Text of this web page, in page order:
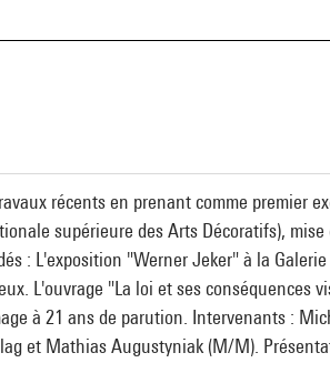
récents en prenant comme premier
supérieure des Arts Décoratifs), mise
: L'exposition "Werner Jeker" à la
L'ouvrage "La loi et ses conséquences
à 21 ans de parution. Intervenants :
et Mathias Augustyniak (M/M).